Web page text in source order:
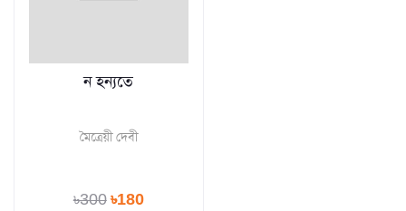
ন হন্যতে
মৈত্রেয়ী দেবী
৳300৳180